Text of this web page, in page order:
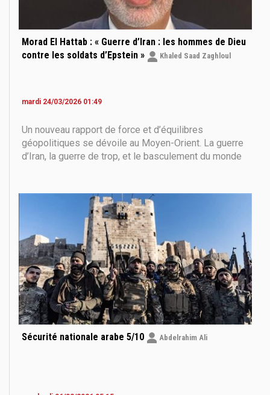
Morad El Hattab : « Guerre d’Iran : les hommes de Dieu
contre les soldats d’Epstein »
Khaled Saad Zaghloul
mardi 24/03/2026 01:49
Un nouveau rapport de force et d’équilibres
géopolitiques se dévoile au Moyen-Orient. La guerre
d’Iran, la guerre de trop, et le basculement du monde
conseillers de chefs d’Etat occidentaux ainsi que des
Sécurité nationale arabe 5/10 Abdelrahim Ali